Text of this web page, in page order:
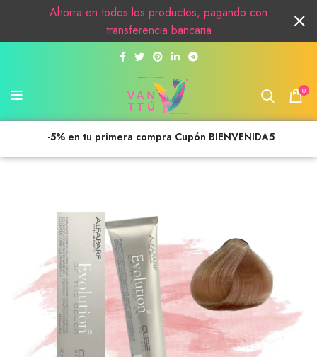
0
-5% en tu primera compra Cupón BIENVENIDA5
Ahorra en todos los productos, pagando con
transferencia bancaria